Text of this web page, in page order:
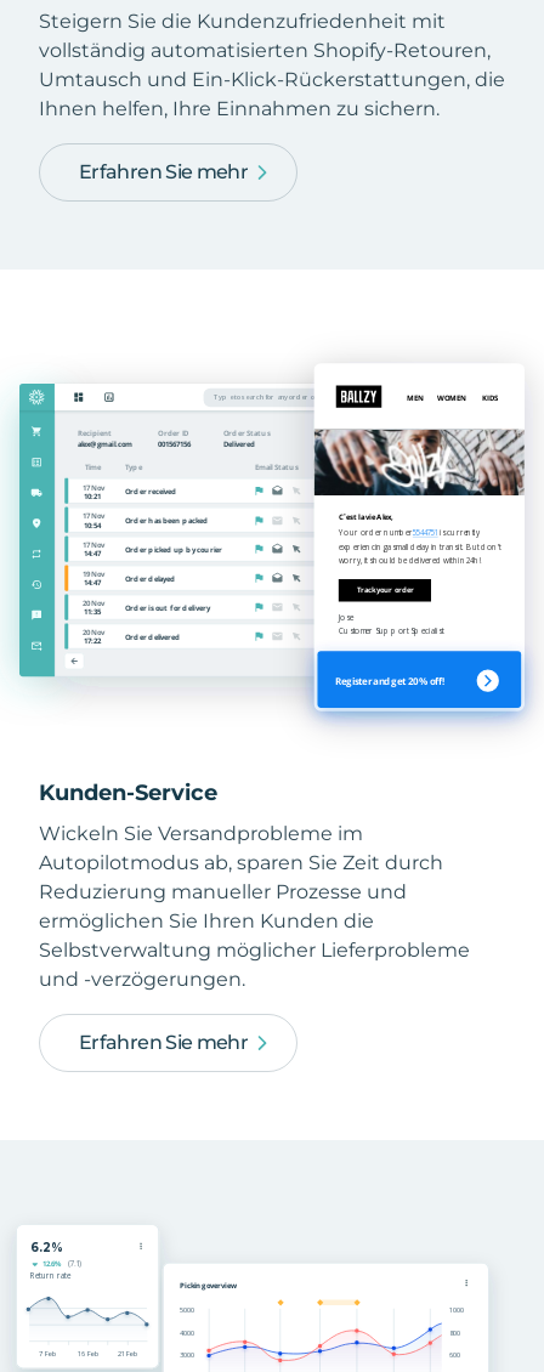
Steigern Sie die Kundenzufriedenheit mit
vollständig automatisierten Shopify-Retouren,
Umtausch und Ein-Klick-Rückerstattungen, die
Ihnen helfen, Ihre Einnahmen zu sichern.
Erfahren Sie mehr
Kunden-Service
Wickeln Sie Versandprobleme im
Autopilotmodus ab, sparen Sie Zeit durch
Reduzierung manueller Prozesse und
ermöglichen Sie Ihren Kunden die
Selbstverwaltung möglicher Lieferprobleme
und -verzögerungen.
Erfahren Sie mehr